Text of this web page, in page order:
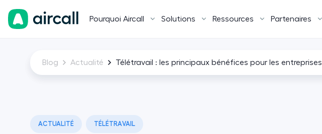
Pourquoi Aircall Solutions Ressources Partenaires
Blog Actualité Télétravail : les principaux bénéfices pour les entreprises
ACTUALITÉ TÉLÉTRAVAIL